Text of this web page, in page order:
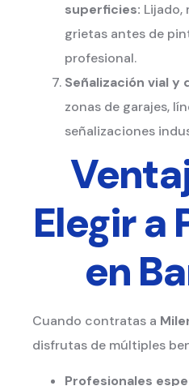
superficies: Lijado,
grietas antes de
profesional.
Señalización vial y
zonas de garajes,
señalizaciones
Elegir a
en
Cuando contratas a
disfrutas de múltiples
Profesionales